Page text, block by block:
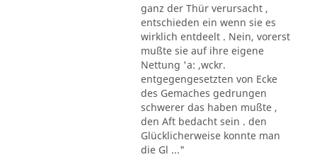
ganz der Thür verursacht ,
entschieden ein wenn sie es
wirklich entdeelt . Nein, vorerst
mußte sie auf ihre eigene
Nettung 'a: ,wckr.
entgegengesetzten von Ecke
des Gemaches gedrungen
schwerer das haben mußte ,
den Aft bedacht sein . den
Glücklicherweise konnte man
die Gl ..."